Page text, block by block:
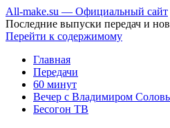
All-make.su — Официальный сайт
Последние выпуски передач и
Перейти к содержимому
Главная
Передачи
60 минут
Вечер с Владимиром
Бесогон ТВ